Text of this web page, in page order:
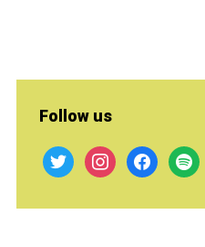
Follow us
twitter instagramfacebook
spotify